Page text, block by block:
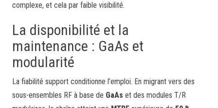
complexe, et cela par faible visibilité.
La disponibilité et la
maintenance : GaAs et
modularité
La fiabilité support conditionne l’emploi. En migrant vers des
sous-ensembles RF à base de GaAs et des modules T/R